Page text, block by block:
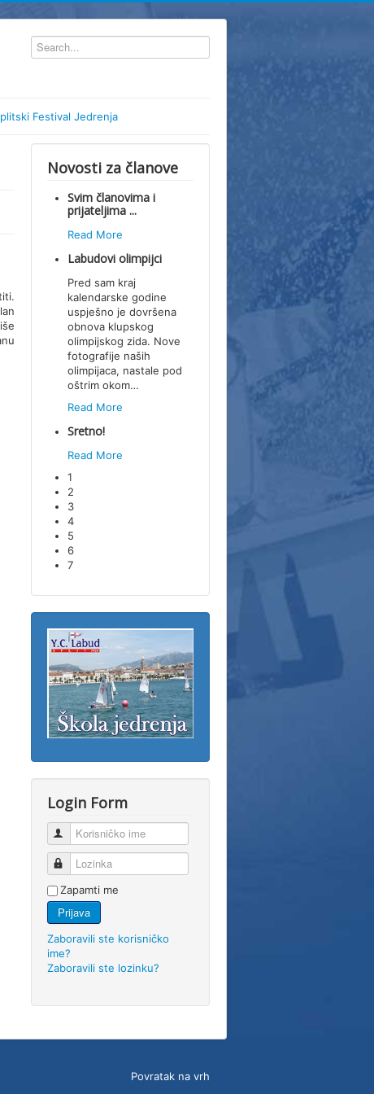
Festival Jedrenja
Novosti za članove
Svim članovima i
prijateljima ...
Read More
Labudovi olimpijci
Pred sam kraj
kalendarske godine
uspješno je dovršena
obnova klupskog
olimpijskog zida. Nove
fotografije naših
olimpijaca, nastale pod
oštrim okom…
Read More
Sretno!
Read More
1
2
3
4
5
6
7
Login Form
Korisničko ime
Lozinka
Zapamti me
Prijava
Zaboravili ste korisničko
ime?
Zaboravili ste lozinku?
Povratak na vrh